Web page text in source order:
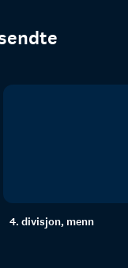
4. divisjon, menn